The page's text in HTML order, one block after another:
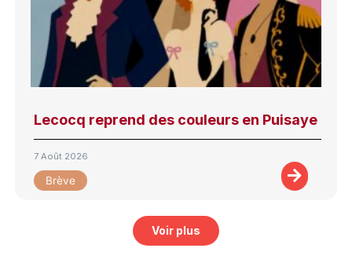
Lecocq reprend des couleurs en Puisaye
7 Août 2026
Brève
Voir plus